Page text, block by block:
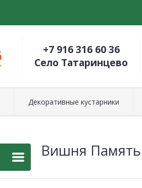
+7 916 316 60 36
Село Татаринцево
Декоративные кустарники
Вишня Память